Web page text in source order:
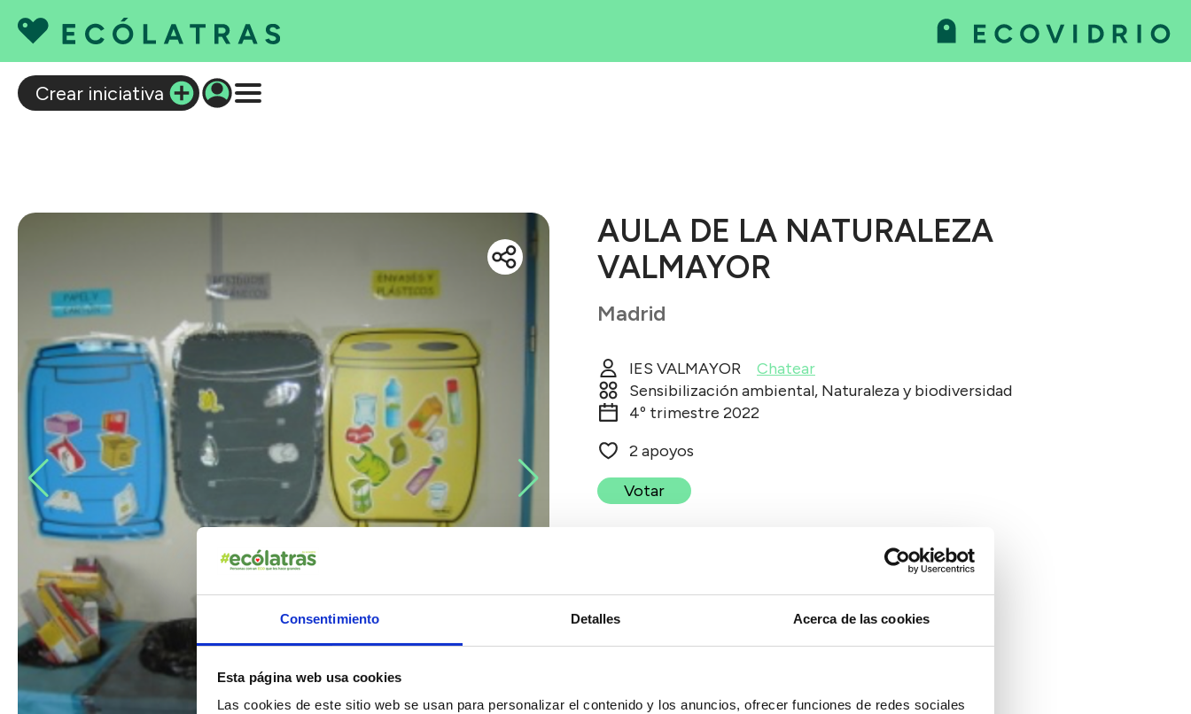
Consentimiento Detalles Acerca de las cookies
Esta página web usa cookies
Las cookies de este sitio web se usan para personalizar el contenido y los anuncios, ofrecer funciones de redes sociales
Crear iniciativa
Crea tu iniciativa
Qué es Ecólatras
AULA DE LA NATURALEZA
VALMAYOR
Madrid
IES VALMAYOR
Chatear
Sensibilización ambiental, Naturaleza y biodiversidad
4º trimestre 2022
2 apoyos
Votar